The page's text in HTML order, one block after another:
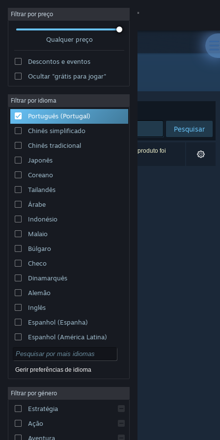
Iniciar sessão
Sobre
Apoio
Alterar idioma
Instala a app móvel do Steam
Ver versão para computadores
© Valve Corporation. Todos os direitos reservados.
respetivos proprietários nos E.U.A. e outros países.
Acessibilidade
Reembolsos|Cookies
Filtrar por preço
Qualquer preço
Descontos e eventos
Ocultar "grátis para jogar"
Filtrar por idioma
Português (Portugal)
Chinês simplificado
Chinês tradicional
Japonês
Coreano
Tailandês
Árabe
Indonésio
Malaio
Búlgaro
Checo
Dinamarquês
Alemão
Inglês
Espanhol (Espanha)
Espanhol (América Latina)
Gerir preferências de idioma
Filtrar por género
Estratégia
Ação
Aventura
Todos os produtos
Ordenar por Relevância
Pesquisar
0 resultados correspondentes à tua pesquisa. 1 produto foi
excluído com base nas tuas preferências.